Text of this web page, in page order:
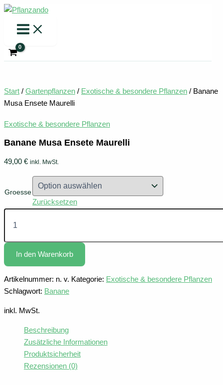
Zum
springen
Start / Gartenpflanzen / Exotische & besondere Pflanzen / Banane
Musa Ensete Maurelli
Exotische & besondere Pflanzen
Banane Musa Ensete Maurelli
49,00 € inkl. MwSt.
Groesse
Zurücksetzen
Banane
Musa
Maurelli
MengeIn den Warenkorb
Artikelnummer: n. v. Kategorie: Exotische & besondere Pflanzen
Schlagwort: Banane
inkl. MwSt.
Beschreibung
Zusätzliche Informationen
Produktsicherheit
Rezensionen (0)